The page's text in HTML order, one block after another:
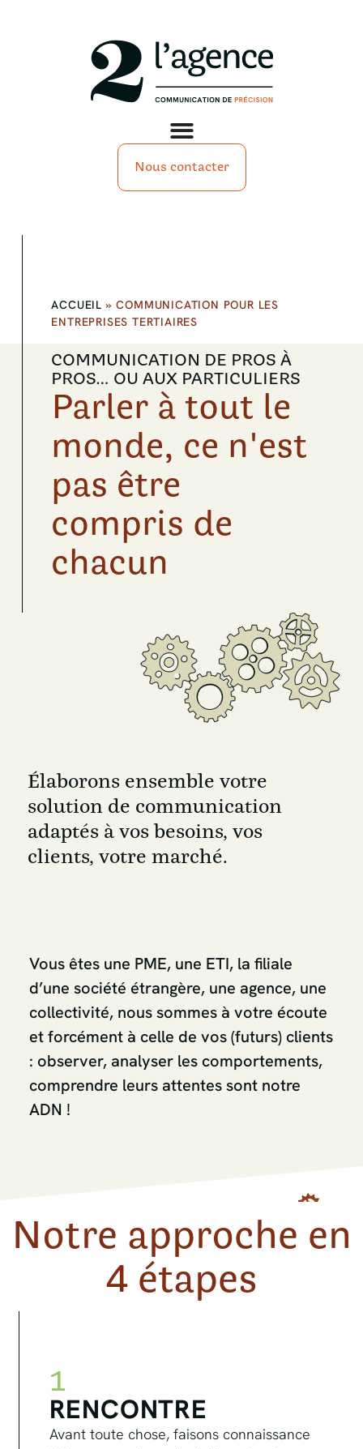
Nous contacter
ACCUEIL »COMMUNICATION POUR LES
ENTREPRISES TERTIAIRES
COMMUNICATION DE PROS À
PROS… OU AUX PARTICULIERS
Parler à tout le
monde, ce n'est
pas être
compris de
chacun
Élaborons ensemble votre
solution de communication
adaptés à vos besoins, vos
clients, votre marché.
Vous êtes une PME, une ETI, la filiale
d’une société étrangère, une agence, une
collectivité, nous sommes à votre écoute
et forcément à celle de vos (futurs) clients
: observer, analyser les comportements,
comprendre leurs attentes sont notre
ADN !
Notre approche en
4 étapes
1
RENCONTRE
Avant toute chose, faisons connaissance